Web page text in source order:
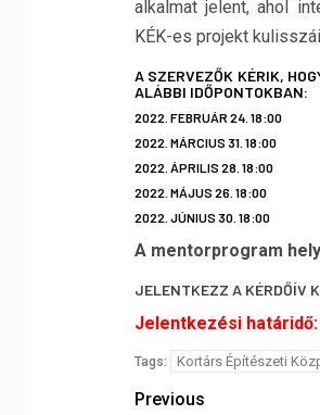
alkalmat jelent, ahol
KÉK-es projekt
A SZERVEZŐK KÉRIK,
ALÁBBI IDŐPONTOKBAN:
2022. FEBRUÁR 24. 18:00
2022. MÁRCIUS 31. 18:00
2022. ÁPRILIS 28. 18:00
2022. MÁJUS 26. 18:00
2022. JÚNIUS 30. 18:00
A mentorprogram
JELENTKEZZ A KÉRDŐÍV
Jelentkezési
Tags: Kortárs Építészeti
Previous